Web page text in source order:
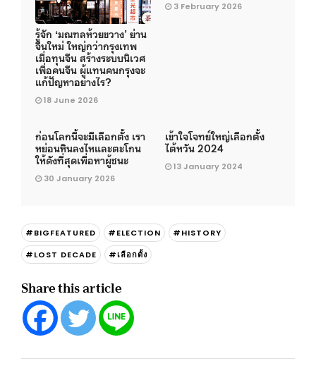
รู้จัก ‘มณฑลห้วยขวาง’ ย่าน
จีนใหม่ ใหญ่กว่ากรุงเทพ
เมื่อทุนจีน สร้างระบบนิเวศ
เพื่อคนจีน ผู้แทนคนกรุงจะ
แก้ปัญหาอย่างไร?
18 June 2026
3 February 2026
ก่อนโลกนี้จะมีเลือกตั้ง เรา
หย่อนหินลงไหและตะโกน
ให้ดังที่สุดเพื่อหาผู้ชนะ
30 January 2026
เข้าใจโจทย์ใหญ่เลือกตั้ง
ไต้หวัน 2024
13 January 2024
#BIGFEATURED #ELECTION
#HISTORY
#LOST DECADE
#เลือกตั้ง
Share this article